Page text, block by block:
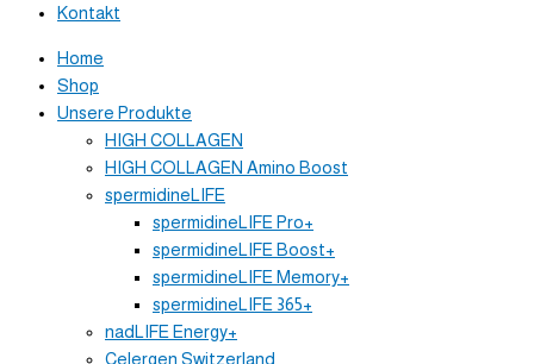
Kontakt
Home
Shop
Unsere Produkte
HIGH COLLAGEN
HIGH COLLAGEN Amino Boost
spermidineLIFE
spermidineLIFE Pro+
spermidineLIFE Boost+
spermidineLIFE Memory+
spermidineLIFE 365+
nadLIFE Energy+
Celergen Switzerland